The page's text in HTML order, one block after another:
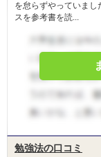
を怠らずやっていま
スを参考書を読...
勉強法の口コミ